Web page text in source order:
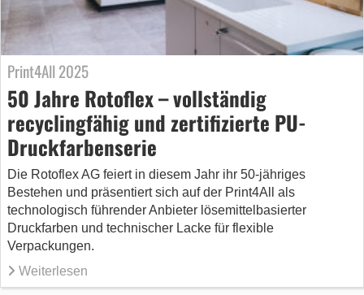
Print4All 2025
50 Jahre Rotoflex – vollständig
recyclingfähig und zertifizierte PU-
Druckfarbenserie
Die Rotoflex AG feiert in diesem Jahr ihr 50-jähriges
Bestehen und präsentiert sich auf der Print4All als
technologisch führender Anbieter lösemittelbasierter
Druckfarben und technischer Lacke für flexible
Verpackungen.
Weiterlesen